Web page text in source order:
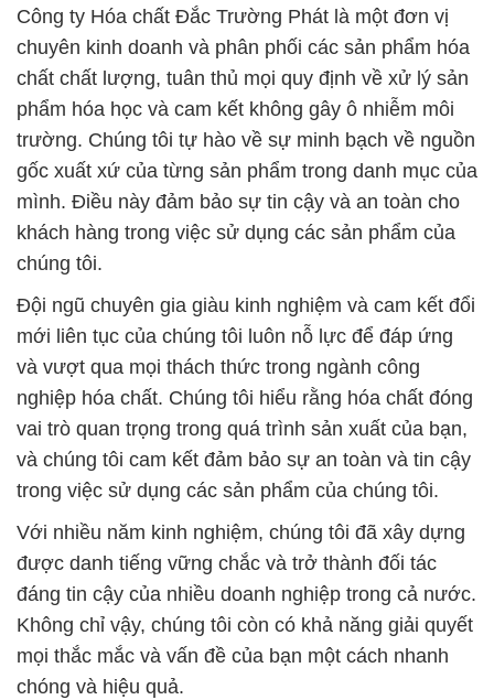
Công ty Hóa chất Đắc Trường Phát là một đơn vị
chuyên kinh doanh và phân phối các sản phẩm hóa
chất chất lượng, tuân thủ mọi quy định về xử lý sản
phẩm hóa học và cam kết không gây ô nhiễm môi
trường. Chúng tôi tự hào về sự minh bạch về nguồn
gốc xuất xứ của từng sản phẩm trong danh mục của
mình. Điều này đảm bảo sự tin cậy và an toàn cho
khách hàng trong việc sử dụng các sản phẩm của
chúng tôi.
Đội ngũ chuyên gia giàu kinh nghiệm và cam kết đổi
mới liên tục của chúng tôi luôn nỗ lực để đáp ứng
và vượt qua mọi thách thức trong ngành công
nghiệp hóa chất. Chúng tôi hiểu rằng hóa chất đóng
vai trò quan trọng trong quá trình sản xuất của bạn,
và chúng tôi cam kết đảm bảo sự an toàn và tin cậy
trong việc sử dụng các sản phẩm của chúng tôi.
Với nhiều năm kinh nghiệm, chúng tôi đã xây dựng
được danh tiếng vững chắc và trở thành đối tác
đáng tin cậy của nhiều doanh nghiệp trong cả nước.
Không chỉ vậy, chúng tôi còn có khả năng giải quyết
mọi thắc mắc và vấn đề của bạn một cách nhanh
chóng và hiệu quả.